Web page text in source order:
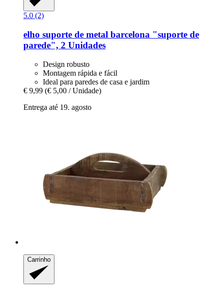
5.0 (2)
elho suporte de metal barcelona "suporte de
parede", 2 Unidades
Design robusto
Montagem rápida e fácil
Ideal para paredes de casa e jardim
€ 9,99 (€ 5,00 / Unidade)
Entrega até 19. agosto
Carrinho